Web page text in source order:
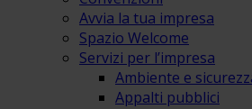
Avvia la tua impresa
Spazio Welcome
Servizi per l’impresa
Ambiente e
Appalti pubblici